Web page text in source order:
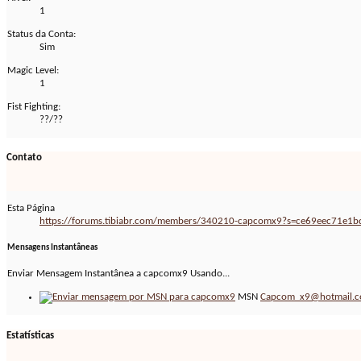
1
Status da Conta:
Sim
Magic Level:
1
Fist Fighting:
??/??
Contato
Esta Página
https://forums.tibiabr.com/members/340210-
Mensagens Instantâneas
Enviar Mensagem Instantânea a capcomx9 Usando...
MSN
Estatísticas